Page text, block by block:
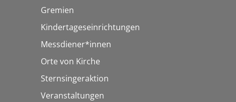
Gremien
Kindertageseinrichtungen
Messdiener*innen
Orte von Kirche
Sternsingeraktion
Veranstaltungen